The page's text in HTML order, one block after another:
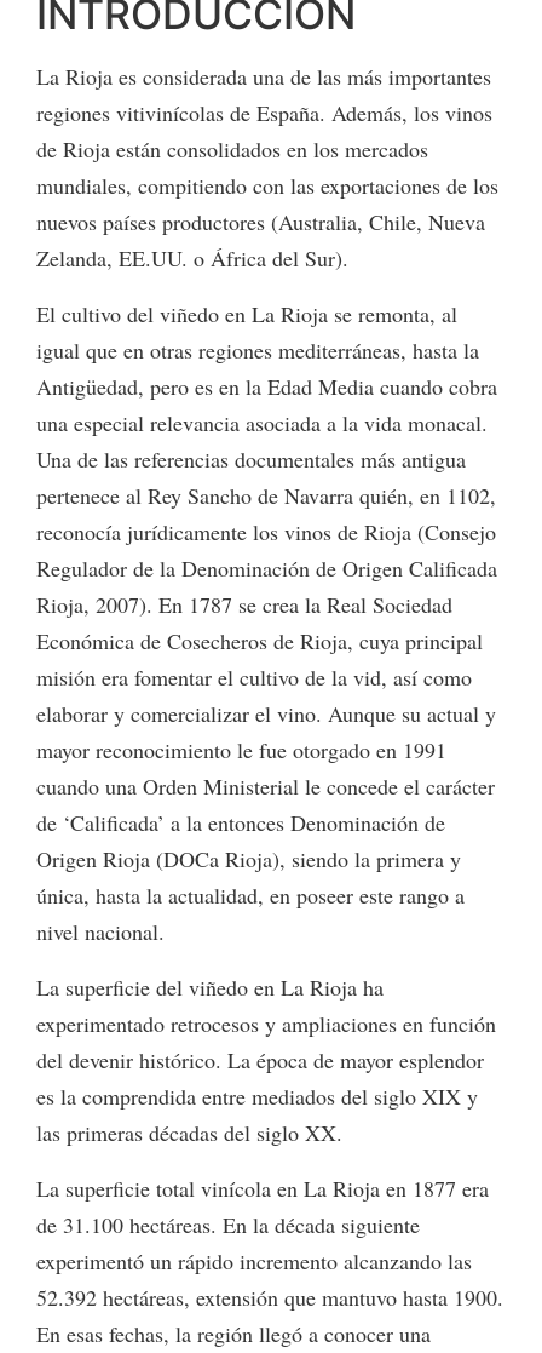
INTRODUCCIÓN
La Rioja es considerada una de las más importantes
regiones vitivinícolas de España. Además, los vinos
de Rioja están consolidados en los mercados
mundiales, compitiendo con las exportaciones de los
nuevos países productores (Australia, Chile, Nueva
Zelanda, EE.UU. o África del Sur).
El cultivo del viñedo en La Rioja se remonta, al
igual que en otras regiones mediterráneas, hasta la
Antigüedad, pero es en la Edad Media cuando cobra
una especial relevancia asociada a la vida monacal.
Una de las referencias documentales más antigua
pertenece al Rey Sancho de Navarra quién, en 1102,
reconocía jurídicamente los vinos de Rioja (Consejo
Regulador de la Denominación de Origen Calificada
Rioja, 2007). En 1787 se crea la Real Sociedad
Económica de Cosecheros de Rioja, cuya principal
misión era fomentar el cultivo de la vid, así como
elaborar y comercializar el vino. Aunque su actual y
mayor reconocimiento le fue otorgado en 1991
cuando una Orden Ministerial le concede el carácter
de ‘Calificada’ a la entonces Denominación de
Origen Rioja (DOCa Rioja), siendo la primera y
única, hasta la actualidad, en poseer este rango a
nivel nacional.
La superficie del viñedo en La Rioja ha
experimentado retrocesos y ampliaciones en función
del devenir histórico. La época de mayor esplendor
es la comprendida entre mediados del siglo XIX y
las primeras décadas del siglo XX.
La superficie total vinícola en La Rioja en 1877 era
de 31.100 hectáreas. En la década siguiente
experimentó un rápido incremento alcanzando las
52.392 hectáreas, extensión que mantuvo hasta 1900.
En esas fechas, la región llegó a conocer una